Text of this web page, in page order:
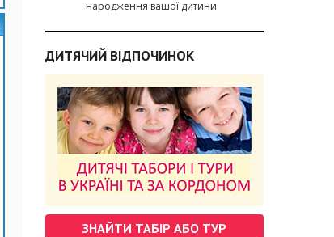
народження вашої дитини
ДИТЯЧИЙ ВІДПОЧИНОК
ЗНАЙТИ ТАБІР АБО ТУР